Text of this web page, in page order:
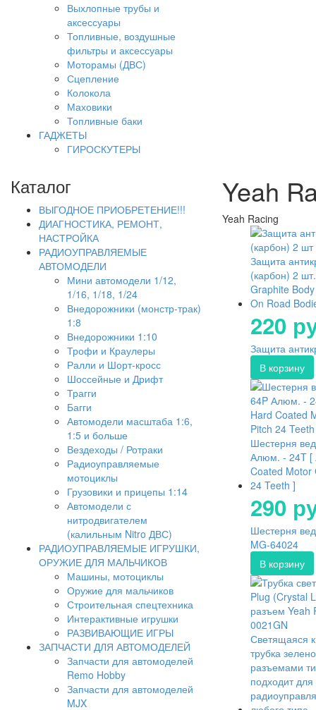
Выхлопные трубы и
аксессуары
Топливные, воздушные
фильтры и аксессуары
Моторамы (ДВС)
Сцепление
Колокола
Маховики
Топливные баки
ГАДЖЕТЫ
ГИРОСКУТЕРЫ
Каталог
ВЫГОДНОЕ ПРИОБРЕТЕНИЕ!!!
ДИАГНОСТИКА, РЕМОНТ,
НАСТРОЙКА
РАДИОУПРАВЛЯЕМЫЕ
АВТОМОДЕЛИ
Мини автомодели 1/12,
1/16, 1/18, 1/24
Внедорожники (монстр-трак)
1:8
Внедорожники 1:10
Трофи и Краулеры
Ралли и Шорт-кросс
Шоссейные и Дрифт
Трагги
Багги
Автомодели масштаба 1:6,
1:5 и больше
Вездеходы / Ротраки
Радиоуправляемые
мотоциклы
Грузовики и прицепы 1:14
Автомодели с
нитродвигателем
(калильным Nitro ДВС)
РАДИОУПРАВЛЯЕМЫЕ ИГРУШКИ,
ОРУЖИЕ ДЛЯ МАЛЬЧИКОВ
Машины, мотоциклы
Оружие для мальчиков
Строительная спецтехника
Интерактивные игрушки
РАЗВИВАЮЩИЕ ИГРЫ
ЗАПЧАСТИ ДЛЯ АВТОМОДЕЛЕЙ
Запчасти для автомоделей
Remo Hobby
Запчасти для автомоделей
MJX
Yeah
Yeah Racing
Защита
(карбон) 2
Graphite
On Road
220
Защита
Шестерня
Алюм. - 24T [
Coated Motor
24 Teeth ]
290
Шестерня
MG-64024
Светящаяся
трубка
разъемами
подходит